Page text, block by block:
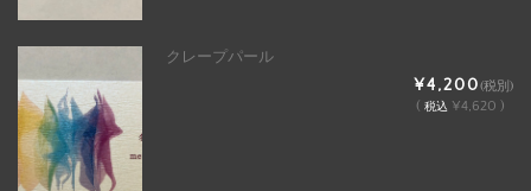
クレープパール
¥4,200(税別)
( 税込 ¥4,620 )